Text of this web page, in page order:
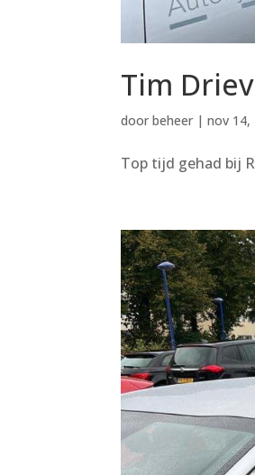
Tim
doorbeheer |nov 14,
Top tijd gehad bij